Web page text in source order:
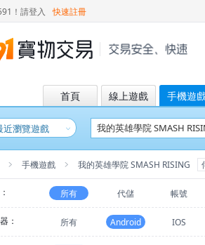
！ 請登入 快速註冊
首頁 線上遊戲 手機遊
近瀏覽遊戲
手機遊戲 我的英雄學院 SMASH RISING
所有 代儲 帳號
： 所有 Android IOS